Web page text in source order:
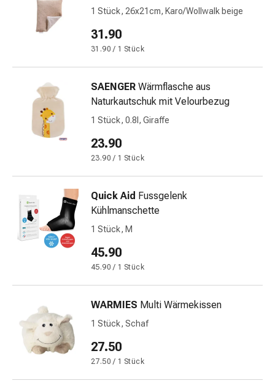
Schwitzen
Unreine
Haut
Akne
Naturmittel
Bachblütentherapie
Pflanzenknospen
Homöopathie
Phytotherapie
Schüssler-
Salz
Spagyrika
Anthroposophika
Niere,
Prostata
Nieren-
und
Blasenbeschwerden
1 Stück, 26x21cm, Karo/Wollwalk beige
31.90
31.90 / 1 Stück
SAENGER Wärmflasche aus
Naturkautschuk mit Velourbezug
1 Stück, 0.8l, Giraffe
23.90
23.90 / 1 Stück
Quick Aid Fussgelenk
Kühlmanschette
1 Stück, M
45.90
45.90 / 1 Stück
WARMIES Multi Wärmekissen
1 Stück, Schaf
27.50
27.50 / 1 Stück